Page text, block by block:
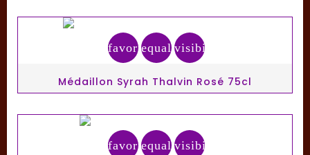
favorite_border
equalizervisibility
Médaillon Syrah Thalvin Rosé 75cl
favorite_border
equalizervisibility